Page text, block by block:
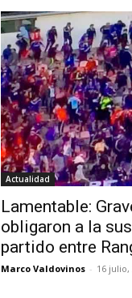
Actualidad
Lamentable:
obligaron a la
partido entre
Marco Valdovinos - 16 julio,